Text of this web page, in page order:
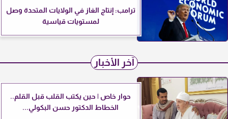
ترامب: إنتاج الغاز في الولايات المتحدة وصل
لمستويات قياسية
آخر الأخبار
حوار خاص | حين يكتب القلب قبل القلم..
الخطاط الدكتور حسن البكولي...